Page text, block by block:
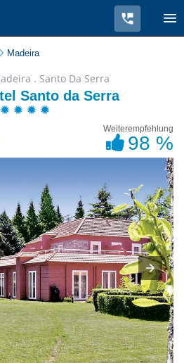
Madeira
. Santo Da Serra
Santo da Serra
Weiterempfehlung
98 %